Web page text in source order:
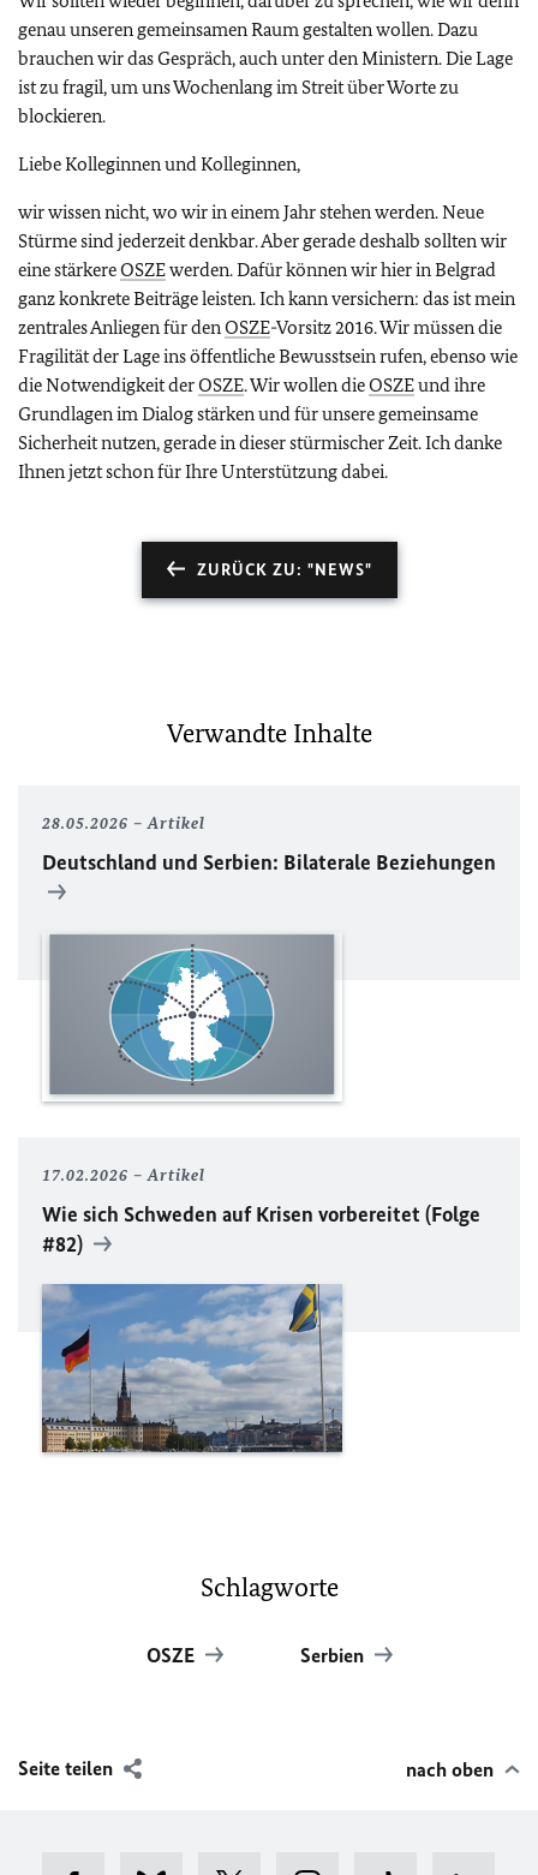
genau unseren gemeinsamen Raum gestalten wollen. Dazu
brauchen wir das Gespräch, auch unter den Ministern. Die Lage
ist zu fragil, um uns Wochenlang im Streit über Worte zu
blockieren.
Liebe Kolleginnen und Kolleginnen,
wir wissen nicht, wo wir in einem Jahr stehen werden. Neue
Stürme sind jederzeit denkbar. Aber gerade deshalb sollten wir
eine stärkereOSZEwerden. Dafür können wir hier in Belgrad
ganz konkrete Beiträge leisten. Ich kann versichern: das ist mein
zentrales Anliegen für denOSZE-Vorsitz 2016. Wir müssen die
Fragilität der Lage ins öffentliche Bewusstsein rufen, ebenso wie
die Notwendigkeit derOSZE. Wir wollen dieOSZEund ihre
Grundlagen im Dialog stärken und für unsere gemeinsame
Sicherheit nutzen, gerade in dieser stürmischer Zeit. Ich danke
Ihnen jetzt schon für Ihre Unterstützung dabei.
ZURÜCK ZU: "NEWS"
Verwandte Inhalte
28.05.2026 Artikel
Deutschland und Serbien: Bilaterale Beziehungen
17.02.2026 Artikel
Wie sich Schweden auf Krisen vorbereitet (Folge
#82)
Schlagworte
OSZE Serbien
Seite teilen nach oben